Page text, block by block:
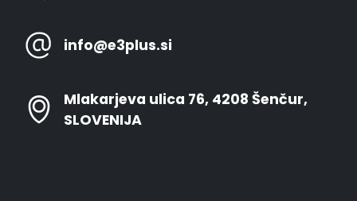
info@e3plus.si
Mlakarjeva ulica 76, 4208 Šenčur,
SLOVENIJA